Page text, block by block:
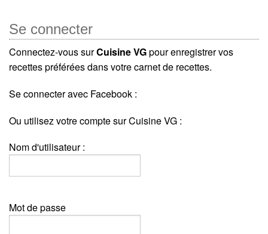
Se connecter
Connectez-vous surCuisine VGpour enregistrer vos
recettes préférées dans votre carnet de recettes.
Se connecter avec Facebook :
Ou utilisez votre compte sur Cuisine VG :
Nom d'utilisateur :
Mot de passe